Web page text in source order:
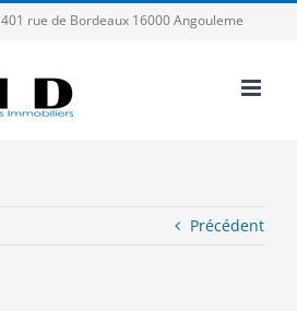
401 rue de Bordeaux 16000 Angouleme
Précédent